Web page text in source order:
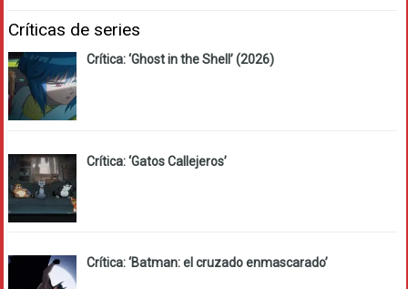
Críticas de series
Crítica: ‘Ghost in the Shell’ (2026)
Crítica: ‘Gatos Callejeros’
Crítica: ‘Batman: el cruzado enmascarado’